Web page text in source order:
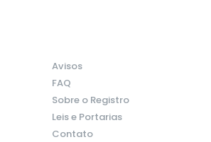
Avisos
FAQ
Sobre o Registro
Leis e Portarias
Contato